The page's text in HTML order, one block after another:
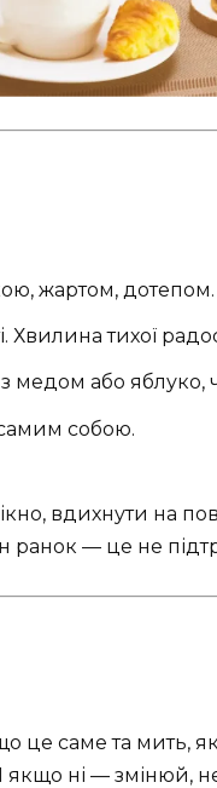
жартом, дотепом.
Хвилина тихої
медом або
собою.
вдихнути на
ранок — це не
це саме та мить,
ні — змінюй,